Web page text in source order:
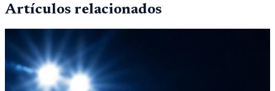
Artículos relacionados